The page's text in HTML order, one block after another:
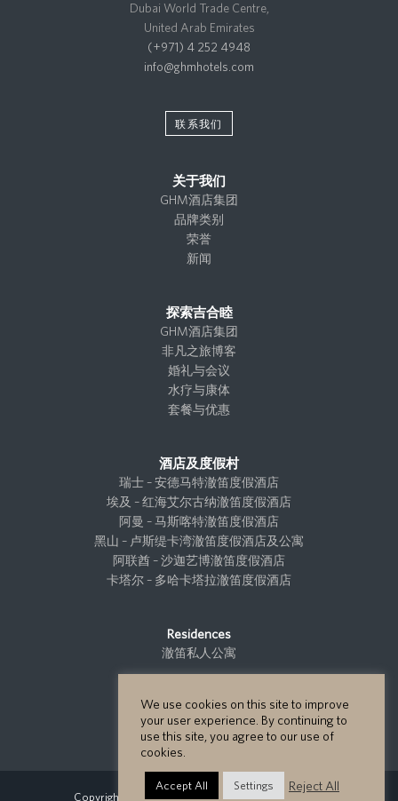
Dubai World Trade Centre,
United Arab Emirates
(+971) 4 252 4948
info@ghmhotels.com
联系我们
关于我们
GHM酒店集团
品牌类别
荣誉
新闻
探索吉合睦
GHM酒店集团
非凡之旅博客
婚礼与会议
水疗与康体
套餐与优惠
酒店及度假村
瑞士 – 安德马特澈笛度假酒店
埃及 – 红海艾尔古纳澈笛度假酒店
阿曼 – 马斯喀特澈笛度假酒店
黑山 – 卢斯缇卡湾澈笛度假酒店及公寓
阿联酋 – 沙迦艺博澈笛度假酒店
卡塔尔 – 多哈卡塔拉澈笛度假酒店
Residences
澈笛私人公寓
项目开发
项目开发
Copyright GHM Hotels 2026 - All Rights Reserved.
We use cookies on this site to improve
your user experience. By continuing to
use this site, you agree to our use of
cookies.
Accept All Settings Reject All